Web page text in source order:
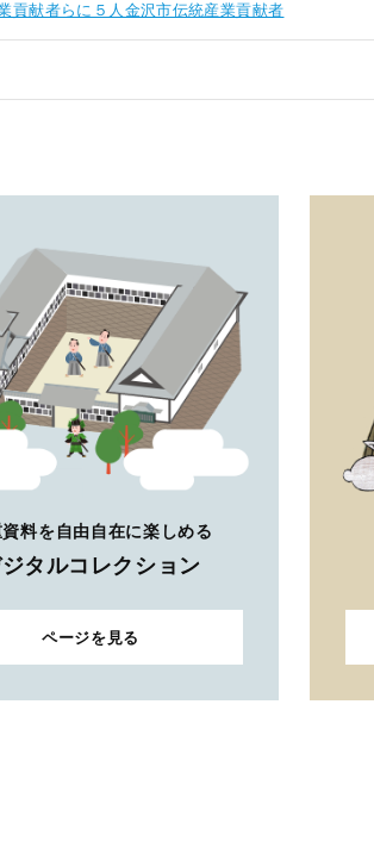
貢献者らに５人金沢市伝統産業貢献者
料を自由自在に楽しめる
タルコレクション
ページを見る